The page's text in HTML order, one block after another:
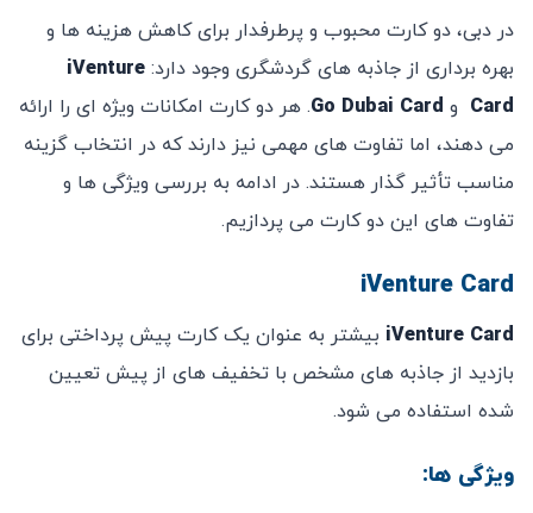
در دبی، دو کارت محبوب و پرطرفدار برای کاهش هزینه ‌ها و
بهره ‌برداری از جاذبه‌ های گردشگری وجود دارد: iVenture
Card و Go Dubai Card. هر دو کارت امکانات ویژه ‌ای را ارائه
می ‌دهند، اما تفاوت ‌های مهمی نیز دارند که در انتخاب گزینه
مناسب تأثیر گذار هستند. در ادامه به بررسی ویژگی ‌ها و
تفاوت‌ های این دو کارت می‌ پردازیم.
iVenture Card
iVenture Card بیشتر به‌ عنوان یک کارت پیش ‌پرداختی برای
بازدید از جاذبه‌ های مشخص با تخفیف ‌های از پیش تعیین
‌شده استفاده می‌ شود.
ویژگی ‌ها: